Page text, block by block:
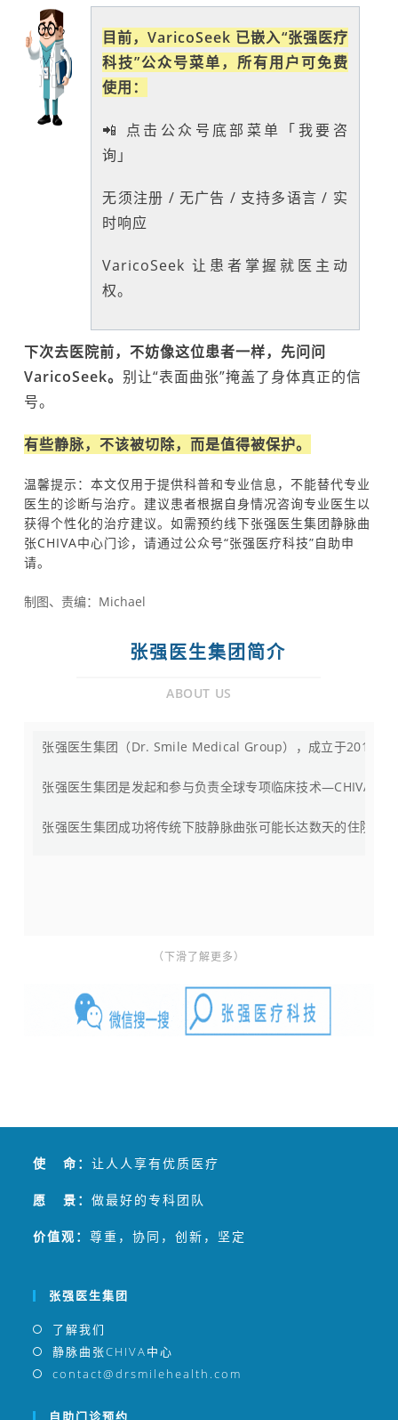
目前，VaricoSeek 已嵌入“张强医疗
科技”公众号菜单，所有用户可免费
使用：
📲 点击公众号底部菜单「我要咨
询」
无须注册 / 无广告 / 支持多语言 / 实
时响应
VaricoSeek 让患者掌握就医主动
权。
下次去医院前，不妨像这位患者一样，先问问
VaricoSeek。 别让“表面曲张”掩盖了身体真正的信
号。
有些静脉，不该被切除，而是值得被保护。
温馨提示：本文仅用于提供科普和专业信息，不能替代专业
医生的诊断与治疗。建议患者根据自身情况咨询专业医生以
获得个性化的治疗建议。如需预约线下张强医生集团静脉曲
张CHIVA中心门诊，请通过公众号“张强医疗科技”自助申
请。
制图、责编：Michael
张强医生集团简介
ABOUT US
张强医生集团（Dr. Smile Medical Group），成立于2014年7
张强医生集团是发起和参与负责全球专项临床技术—CHIVA国
张强医生集团成功将传统下肢静脉曲张可能长达数天的住院治
（下滑了解更多）
使 命：让人人享有优质医疗
愿 景：做最好的专科团队
价值观：尊重，协同，创新，坚定
张强医生集团
了解我们
静脉曲张CHIVA中心
contact@drsmilehealth.com
自助门诊预约